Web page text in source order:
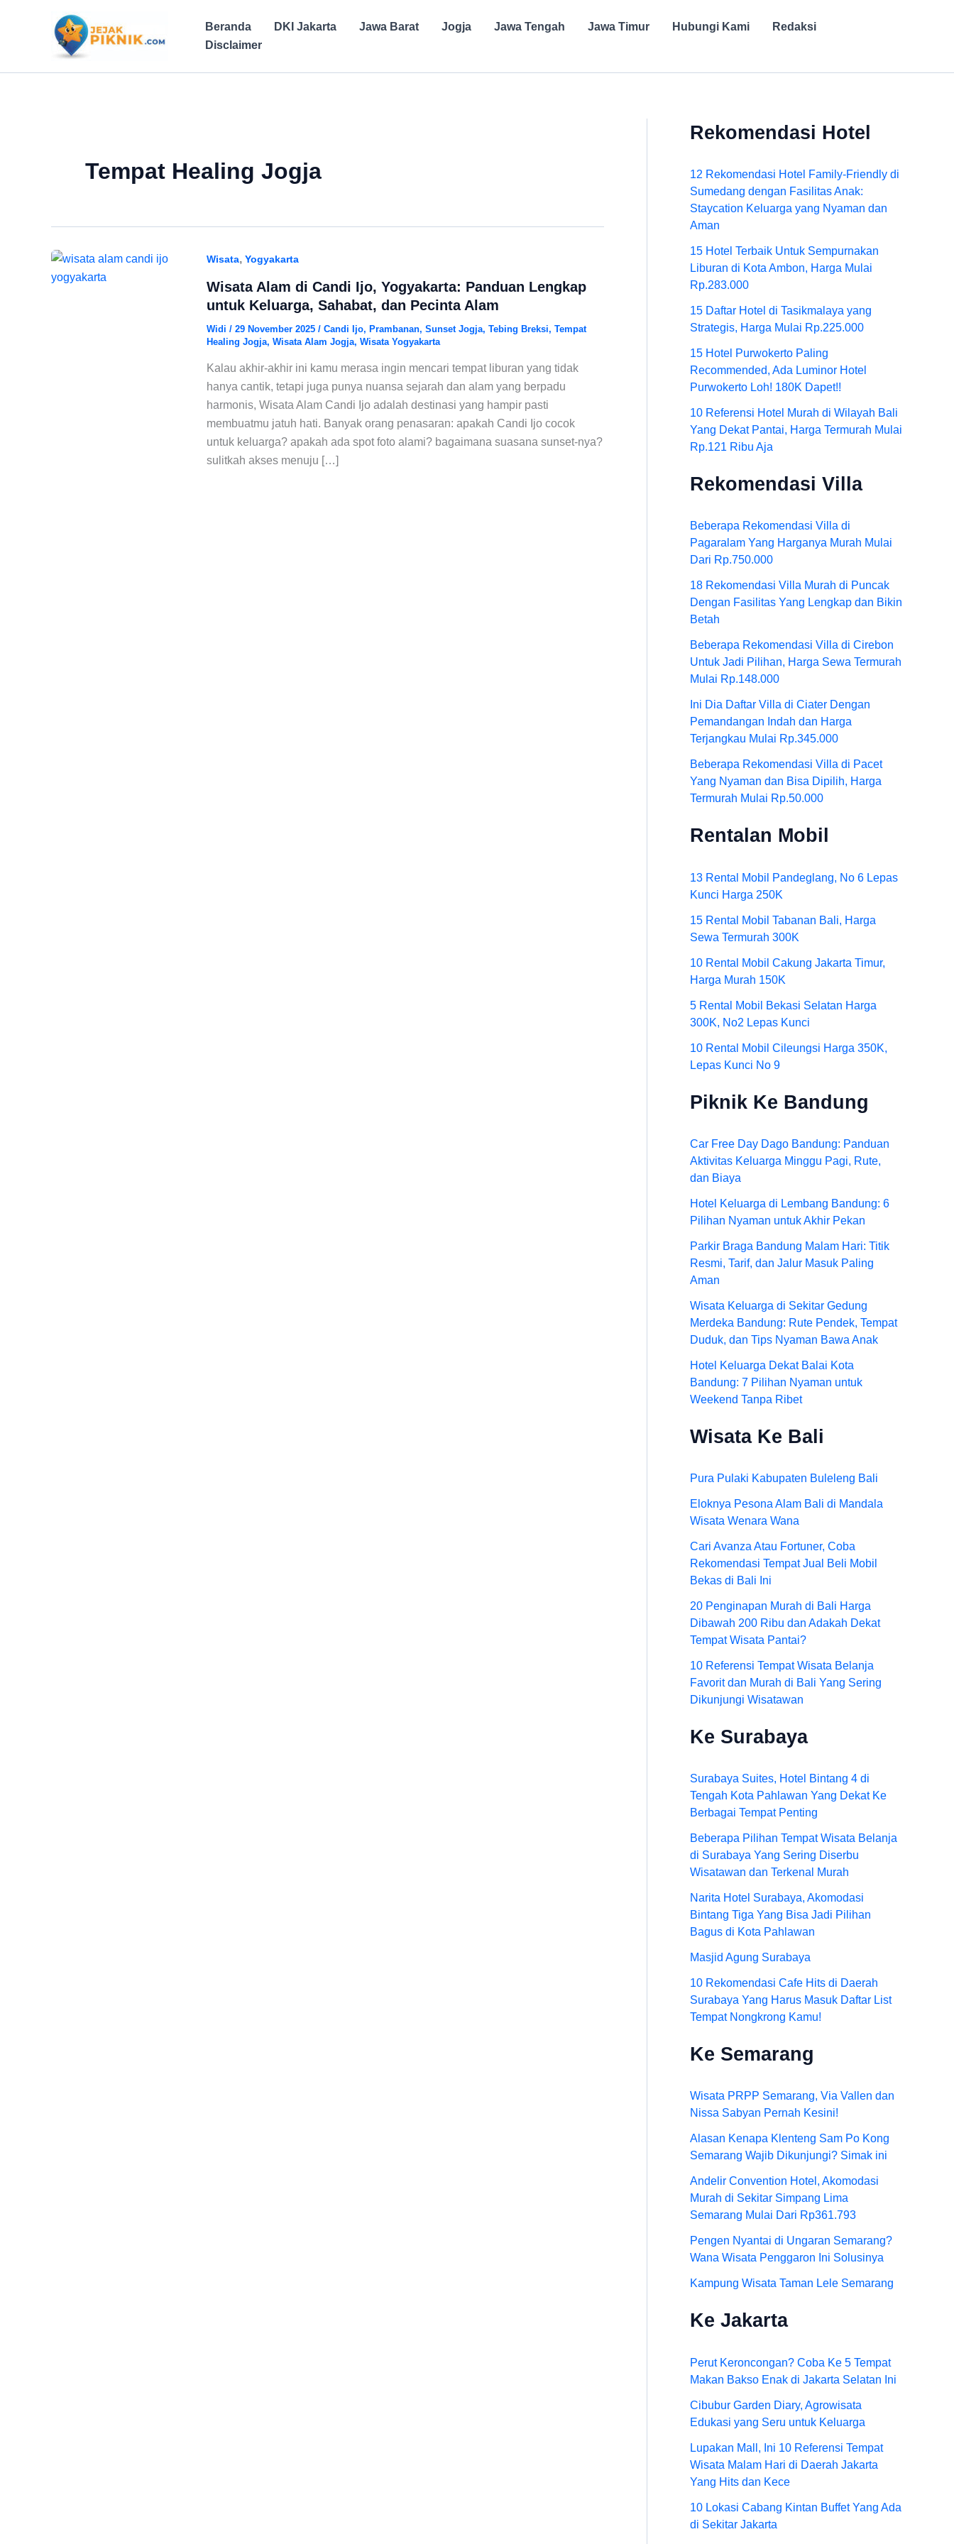
Beranda DKI Jakarta Jawa Barat Jogja Jawa Tengah Jawa Timur Hubungi Kami
Redaksi
Disclaimer
Tempat Healing Jogja
Wisata, Yogyakarta
Wisata Alam di Candi Ijo, Yogyakarta: Panduan Lengkap
untuk Keluarga, Sahabat, dan Pecinta Alam
Widi / 29 November 2025 / Candi Ijo, Prambanan, Sunset Jogja, Tebing Breksi, Tempat
Healing Jogja, Wisata Alam Jogja, Wisata Yogyakarta
Kalau akhir-akhir ini kamu merasa ingin mencari tempat liburan yang tidak
hanya cantik, tetapi juga punya nuansa sejarah dan alam yang berpadu
harmonis, Wisata Alam Candi Ijo adalah destinasi yang hampir pasti
membuatmu jatuh hati. Banyak orang penasaran: apakah Candi Ijo cocok
untuk keluarga? apakah ada spot foto alami? bagaimana suasana sunset-nya?
sulitkah akses menuju […]
Rekomendasi Hotel
12 Rekomendasi Hotel Family-Friendly di
Sumedang dengan Fasilitas Anak:
Staycation Keluarga yang Nyaman dan
Aman
15 Hotel Terbaik Untuk Sempurnakan
Liburan di Kota Ambon, Harga Mulai
Rp.283.000
15 Daftar Hotel di Tasikmalaya yang
Strategis, Harga Mulai Rp.225.000
15 Hotel Purwokerto Paling
Recommended, Ada Luminor Hotel
Purwokerto Loh! 180K Dapet!!
10 Referensi Hotel Murah di Wilayah Bali
Yang Dekat Pantai, Harga Termurah Mulai
Rp.121 Ribu Aja
Rekomendasi Villa
Beberapa Rekomendasi Villa di
Pagaralam Yang Harganya Murah Mulai
Dari Rp.750.000
18 Rekomendasi Villa Murah di Puncak
Dengan Fasilitas Yang Lengkap dan Bikin
Betah
Beberapa Rekomendasi Villa di Cirebon
Untuk Jadi Pilihan, Harga Sewa Termurah
Mulai Rp.148.000
Ini Dia Daftar Villa di Ciater Dengan
Pemandangan Indah dan Harga
Terjangkau Mulai Rp.345.000
Beberapa Rekomendasi Villa di Pacet
Yang Nyaman dan Bisa Dipilih, Harga
Termurah Mulai Rp.50.000
Rentalan Mobil
13 Rental Mobil Pandeglang, No 6 Lepas
Kunci Harga 250K
15 Rental Mobil Tabanan Bali, Harga
Sewa Termurah 300K
10 Rental Mobil Cakung Jakarta Timur,
Harga Murah 150K
5 Rental Mobil Bekasi Selatan Harga
300K, No2 Lepas Kunci
10 Rental Mobil Cileungsi Harga 350K,
Lepas Kunci No 9
Piknik Ke Bandung
Car Free Day Dago Bandung: Panduan
Aktivitas Keluarga Minggu Pagi, Rute,
dan Biaya
Hotel Keluarga di Lembang Bandung: 6
Pilihan Nyaman untuk Akhir Pekan
Parkir Braga Bandung Malam Hari: Titik
Resmi, Tarif, dan Jalur Masuk Paling
Aman
Wisata Keluarga di Sekitar Gedung
Merdeka Bandung: Rute Pendek, Tempat
Duduk, dan Tips Nyaman Bawa Anak
Hotel Keluarga Dekat Balai Kota
Bandung: 7 Pilihan Nyaman untuk
Weekend Tanpa Ribet
Wisata Ke Bali
Pura Pulaki Kabupaten Buleleng Bali
Eloknya Pesona Alam Bali di Mandala
Wisata Wenara Wana
Cari Avanza Atau Fortuner, Coba
Rekomendasi Tempat Jual Beli Mobil
Bekas di Bali Ini
20 Penginapan Murah di Bali Harga
Dibawah 200 Ribu dan Adakah Dekat
Tempat Wisata Pantai?
10 Referensi Tempat Wisata Belanja
Favorit dan Murah di Bali Yang Sering
Dikunjungi Wisatawan
Ke Surabaya
Surabaya Suites, Hotel Bintang 4 di
Tengah Kota Pahlawan Yang Dekat Ke
Berbagai Tempat Penting
Beberapa Pilihan Tempat Wisata Belanja
di Surabaya Yang Sering Diserbu
Wisatawan dan Terkenal Murah
Narita Hotel Surabaya, Akomodasi
Bintang Tiga Yang Bisa Jadi Pilihan
Bagus di Kota Pahlawan
Masjid Agung Surabaya
10 Rekomendasi Cafe Hits di Daerah
Surabaya Yang Harus Masuk Daftar List
Tempat Nongkrong Kamu!
Ke Semarang
Wisata PRPP Semarang, Via Vallen dan
Nissa Sabyan Pernah Kesini!
Alasan Kenapa Klenteng Sam Po Kong
Semarang Wajib Dikunjungi? Simak ini
Andelir Convention Hotel, Akomodasi
Murah di Sekitar Simpang Lima
Semarang Mulai Dari Rp361.793
Pengen Nyantai di Ungaran Semarang?
Wana Wisata Penggaron Ini Solusinya
Kampung Wisata Taman Lele Semarang
Ke Jakarta
Perut Keroncongan? Coba Ke 5 Tempat
Makan Bakso Enak di Jakarta Selatan Ini
Cibubur Garden Diary, Agrowisata
Edukasi yang Seru untuk Keluarga
Lupakan Mall, Ini 10 Referensi Tempat
Wisata Malam Hari di Daerah Jakarta
Yang Hits dan Kece
10 Lokasi Cabang Kintan Buffet Yang Ada
di Sekitar Jakarta